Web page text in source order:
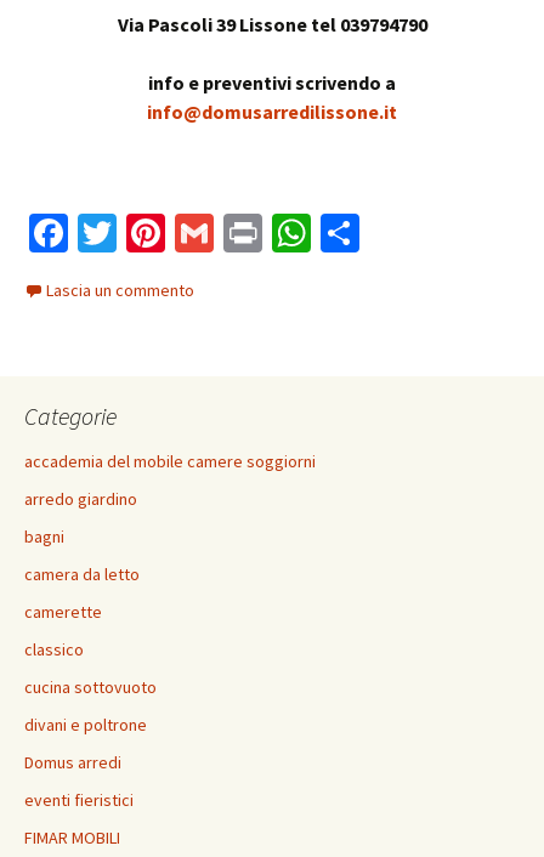
Via Pascoli 39 Lissone tel 039794790
info e preventivi scrivendo a
info@domusarredilissone.it
Fa
ce
b
k
T
tt
Pi
er
G
Pr W
Lascia un commento
Categorie
accademia del mobile camere soggiorni
arredo giardino
bagni
camera da letto
camerette
classico
cucina sottovuoto
divani e poltrone
Domus arredi
eventi fieristici
FIMAR MOBILI